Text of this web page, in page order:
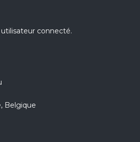
utilisateur connecté.
Belgique